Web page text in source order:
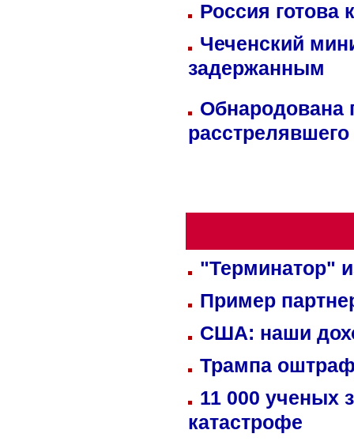
Россия готова
Чеченский
задержанным
Обнародована
"Терминатор"
Пример
США: наши
Трампа
11 000 ученых
катастрофе